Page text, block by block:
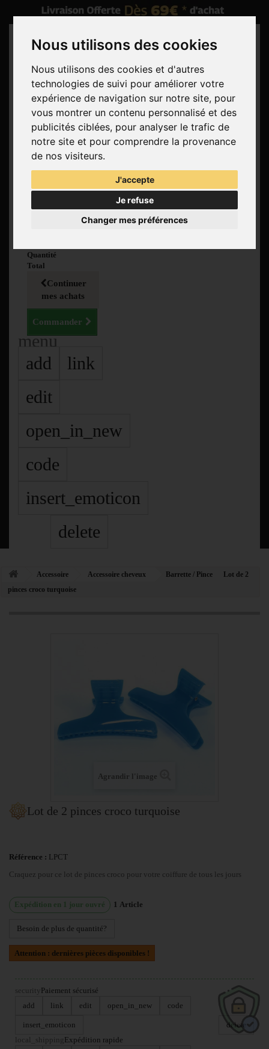
Nous utilisons des cookies
Nous utilisons des cookies et d'autres
technologies de suivi pour améliorer votre
expérience de navigation sur notre site, pour
vous montrer un contenu personnalisé et des
publicités ciblées, pour analyser le trafic de
notre site et pour comprendre la provenance
de nos visiteurs.
J'accepte
Je refuse
Changer mes préférences
Rechercher
Panier(vide)
Aucun produit
Livraison gratuite !
Livraison
Quantité
Total
Continuer
mes achats
Commander
menu
add
link
edit
open_in_new
code
insert_emoticon
delete
Accessoire Accessoire cheveux Barrette / Pince
Lot de 2
pinces croco turquoise
Agrandir l'image
Lot de 2 pinces croco turquoise
Référence : LPCT
Craquez pour ce lot de pinces croco pour votre coiffure de tous les jours
Expédition en 1 jour ouvré 1 Article
Besoin de plus de quantité?
Attention : dernières pièces disponibles !
security Paiement sécurisé
add
link edit open_in_new code
insert_emoticon
delete
local_shipping Expédition rapide